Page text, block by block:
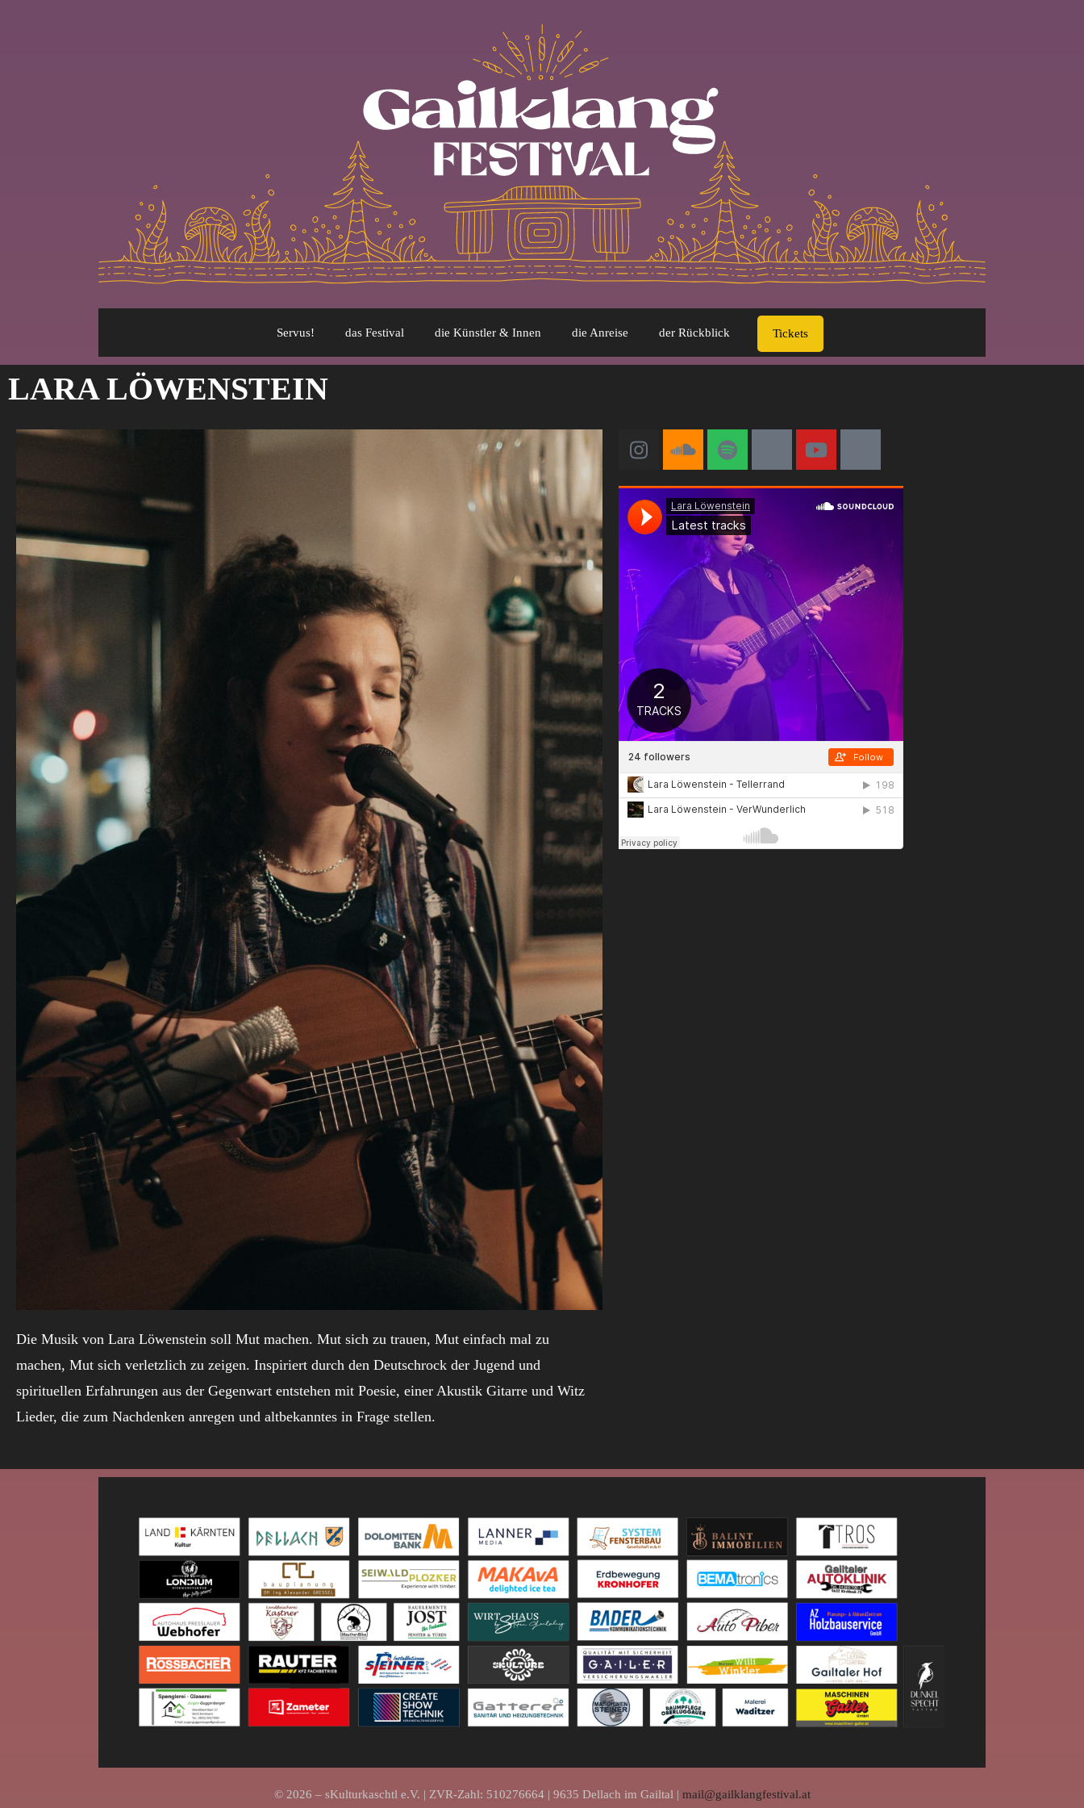
Servus! das Festival die Künstler & Innen die Anreise der Rückblick Tickets
LARA LÖWENSTEIN
Die Musik von Lara Löwenstein soll Mut machen. Mut sich zu trauen, Mut einfach mal zu
machen, Mut sich verletzlich zu zeigen. Inspiriert durch den Deutschrock der Jugend und
spirituellen Erfahrungen aus der Gegenwart entstehen mit Poesie, einer Akustik Gitarre und Witz
Lieder, die zum Nachdenken anregen und altbekanntes in Frage stellen.
© 2026 – sKulturkaschtl e.V. | ZVR-Zahl: 510276664 | 9635 Dellach im Gailtal | mail@gailklangfestival.at